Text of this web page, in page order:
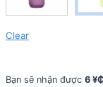
Clear
Bạn sẽ nhận được 6